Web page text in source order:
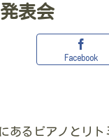
表会
Facebook
あるピアノとリ